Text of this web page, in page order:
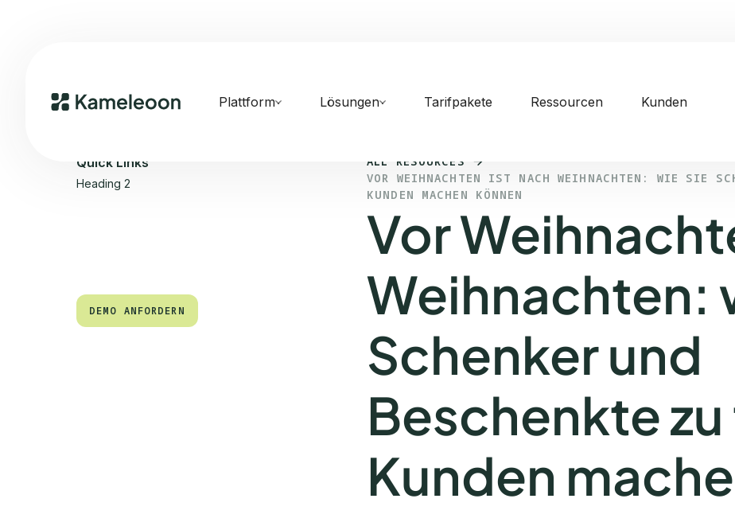
Plattform Lösungen Tarifpakete Ressourcen Kunden
Quick Links
Heading 2
DEMO ANFORDERN
ALL RESOURCES
VOR WEIHNACHTEN IST NACH WEIHNACHTEN: WIE SIE
KUNDEN MACHEN KÖNNEN
Vor
Weihnachten:
Schenker und
Beschenkte
Kunden